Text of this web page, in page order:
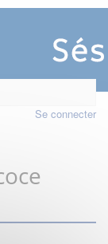
Se connecter